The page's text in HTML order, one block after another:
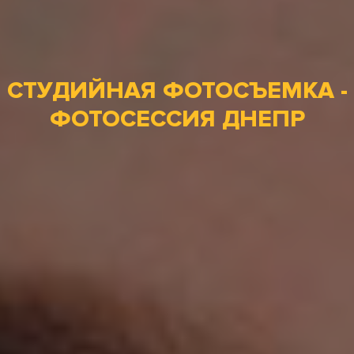
СТУДИЙНАЯ ФОТОСЪЕМКА -
ФОТОСЕССИЯ ДНЕПР